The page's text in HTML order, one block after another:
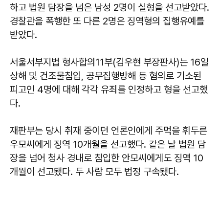
하고 법원 담장을 넘은 남성 2명이 실형을 선고받았다.
경찰관을 폭행한 또 다른 2명은 징역형의 집행유예를
받았다.
서울서부지법 형사합의11부(김우현 부장판사)는 16일
상해 및 건조물침입, 공무집행방해 등 혐의로 기소된
피고인 4명에 대해 각각 유죄를 인정하고 형을 선고했
다.
재판부는 당시 취재 중이던 언론인에게 주먹을 휘두른
우모씨에게 징역 10개월을 선고했다. 같은 날 법원 담
장을 넘어 청사 경내로 침입한 안모씨에게도 징역 10
개월이 선고됐다. 두 사람 모두 법정 구속됐다.